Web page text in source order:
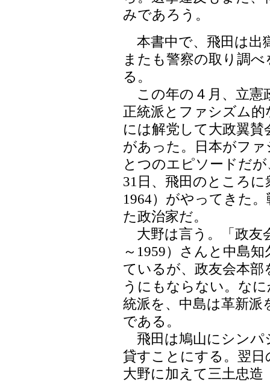
みであろう。
本書中で、飛田は出
またも警察の取り調
る。
この年の４月、立憲
正統派とファシズム
には解党して大政翼
があった。日本がフ
とつのエピソードだ
31日、飛田のところに
1964）がやってきた
た政治家だ。
大野は言う。「政友
～1959）さんと中島
ているが、政友会本
うにもならない。な
統派を、中島は革新派
である。
飛田は鳩山にシンパ
貸すことにする。翌
大野に加えて三土忠造